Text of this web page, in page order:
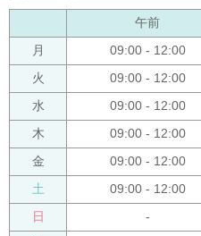
午前
月 09:00 - 12:00
火 09:00 - 12:00
水 09:00 - 12:00
木 09:00 - 12:00
金 09:00 - 12:00
土 09:00 - 12:00
日 -